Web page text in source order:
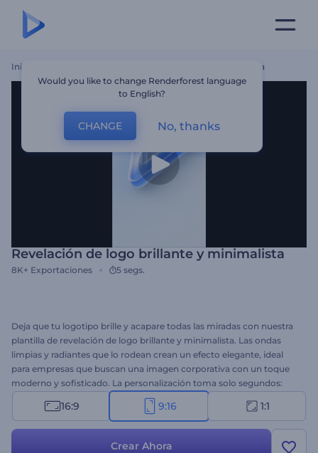
Inicio Revelación De Logo Brillante Y Minimalista
Revelación de logo brillante y minimalista
8K+ Exportaciones 5 segs.
Deja que tu logotipo brille y acapare todas las miradas con nuestra
plantilla de revelación de logo brillante y minimalista. Las ondas
limpias y radiantes que lo rodean crean un efecto elegante, ideal
para empresas que buscan una imagen corporativa con un toque
moderno y sofisticado. La personalización toma solo segundos:
sube tu logotipo, añade tu eslogan y completa el video con una
pista musical rítmica de fondo. ¡Comienza a crear ahora y eleva tu
16:9 9:16 1:1
Crear Ahora
Would you like to change Renderforest language
to English?
CHANGE No, thanks